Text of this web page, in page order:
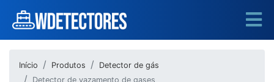
Início Produtos
Detector de gás
Detector de vazamento de gases